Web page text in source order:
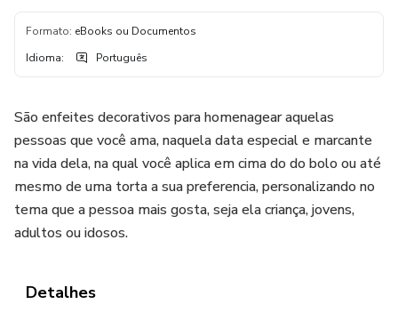
Formato: eBooks ou Documentos
Idioma: Português
São enfeites decorativos para homenagear aquelas
pessoas que você ama, naquela data especial e marcante
na vida dela, na qual você aplica em cima do do bolo ou até
mesmo de uma torta a sua preferencia, personalizando no
tema que a pessoa mais gosta, seja ela criança, jovens,
adultos ou idosos.
Detalhes